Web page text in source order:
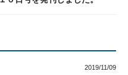
2019/11/09